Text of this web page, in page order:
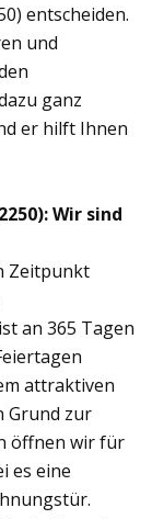
entscheiden.
und
ganz
er hilft Ihnen
Wir sind
Zeitpunkt
an 365 Tagen
attraktiven
Grund zur
öffnen wir für
es eine